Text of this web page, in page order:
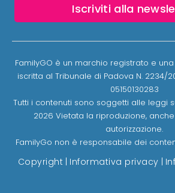
Iscriviti alla
FamilyGO è un marchio registrato e
iscritta al Tribunale di Padova N. 2234/
05150130283
Tutti i contenuti sono soggetti alle leggi
2026 Vietata la riproduzione,
autorizzazione.
FamilyGo non è responsabile dei
Copyright | Informativa privacy |